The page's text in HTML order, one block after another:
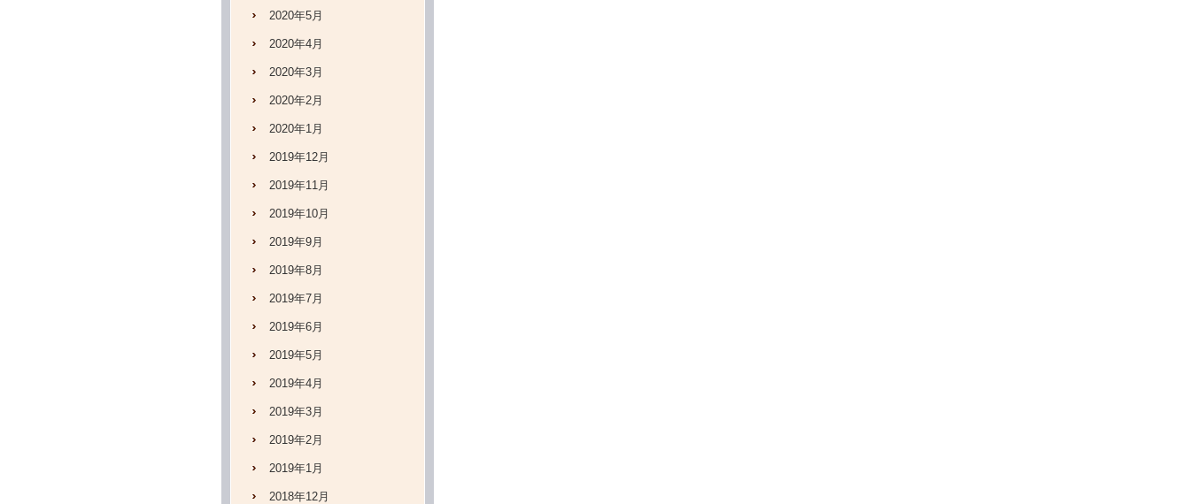
2020年5月
2020年4月
2020年3月
2020年2月
2020年1月
2019年12月
2019年11月
2019年10月
2019年9月
2019年8月
2019年7月
2019年6月
2019年5月
2019年4月
2019年3月
2019年2月
2019年1月
2018年12月